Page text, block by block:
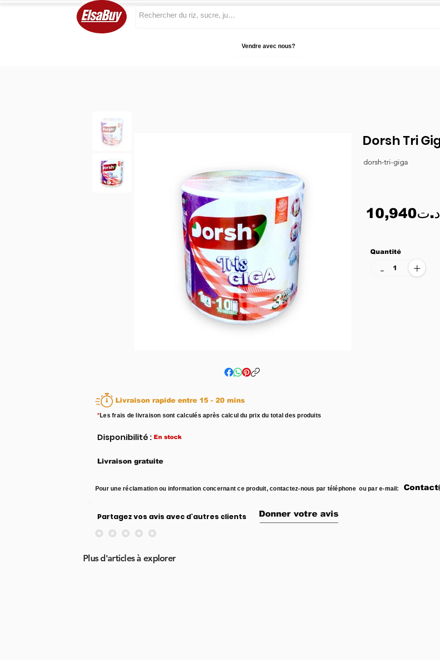
Vendre avec nous?
Dorsh Tri
dorsh-tri-giga
10,940د.ت
Quantité
+
-
Livraison rapide entre 15 - 20 mins
*Les frais de livraison sont calculés après calcul du prix du total des produits
Disponibilité : En stock
Livraison gratuite
Pour une réclamation ou information concernant ce produit, contactez-nous par téléphone ou par e-mail:
Partagez vos avis avec d'autres clients Donner votre avis
Aucune note pour le moment
Plus d'articles à explorer